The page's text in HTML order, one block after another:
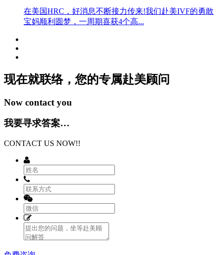
在美国HRC，好消息不断接力传来!我们赴美IVF的勇敢
宝妈顺利圆梦，一周期喜获4个高...
现在就联络，您的专属赴美顾问
Now contact you
我要寻求答案…
CONTACT US NOW!!